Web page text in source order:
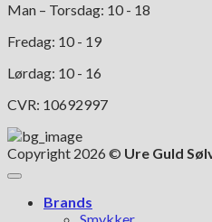
Man – Torsdag: 10 - 18
Fredag: 10 - 19
Lørdag: 10 - 16
CVR: 10692997
Copyright 2026 © Ure Guld
Brands